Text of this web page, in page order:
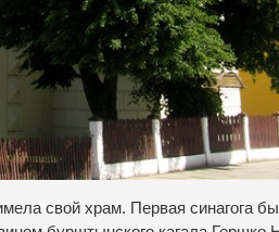
свой храм. Первая синагога